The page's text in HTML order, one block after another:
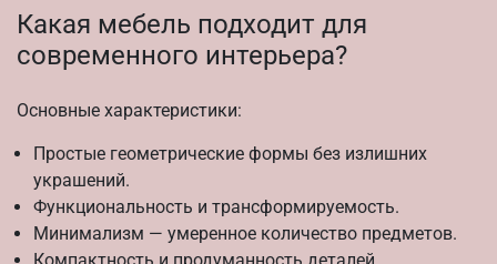
Какая мебель подходит для
современного интерьера?
Основные характеристики:
Простые геометрические формы без излишних
украшений.
Функциональность и трансформируемость.
Минимализм — умеренное количество предметов.